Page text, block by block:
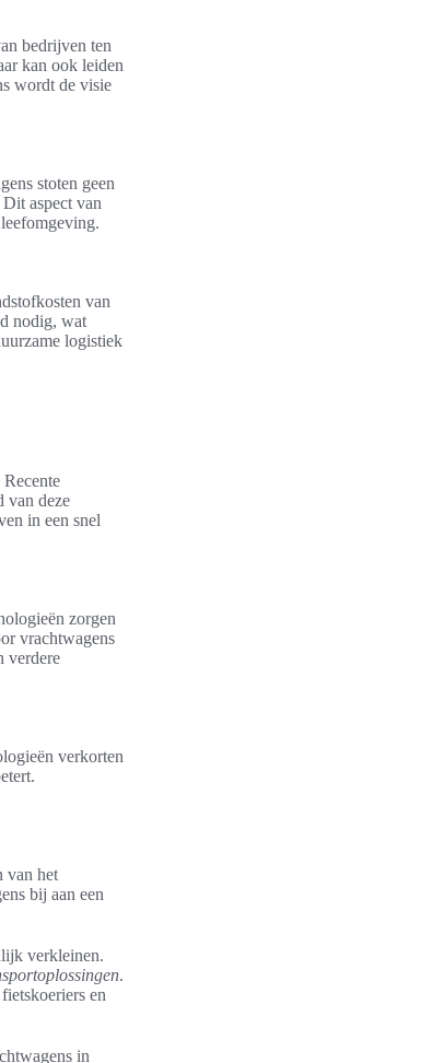
bedrijven ten
kan ook leiden
wordt de visie
stoten geen
aspect van
van
nodig, wat
logistiek
van deze
in een snel
zorgen
vrachtwagens
verdere
verkorten
van het
bij aan een
verkleinen.
.
en
in